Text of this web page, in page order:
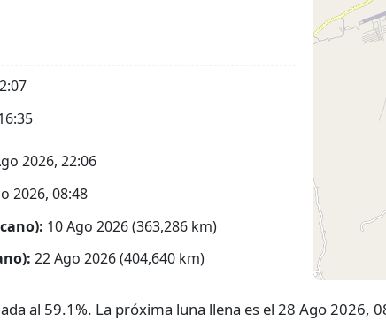
2026, 22:06
2026, 08:48
10 Ago 2026 (363,286 km)
22 Ago 2026 (404,640 km)
al 59.1%. La próxima luna llena es el 28 Ago 2026,